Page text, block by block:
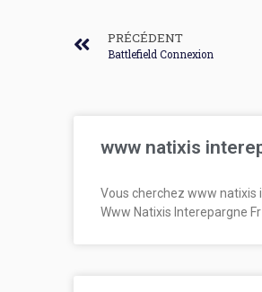
PRÉCÉDENT
Battlefield Connexion
www natixis
Vous cherchez www
Www Natixis Interepargne